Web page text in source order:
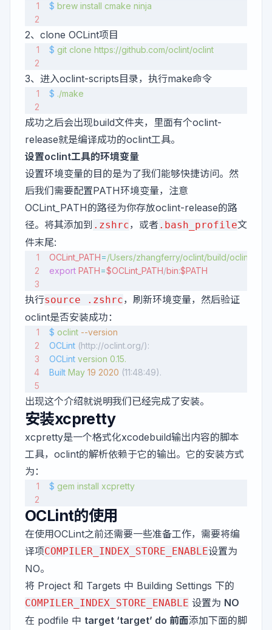
$ brew install cmake ninja
2、clone OCLint项目
$ git clone https://github.com/oclint/oclint
3、进入oclint-scripts目录，执行make命令
$ ./make
成功之后会出现build文件夹，里面有个oclint-
release就是编译成功的oclint工具。
设置oclint工具的环境变量
设置环境变量的目的是为了我们能够快捷访问。然
后我们需要配置PATH环境变量，注意
OCLint_PATH的路径为你存放oclint-release的路
径。将其添加到 .zshrc，或者 .bash_profile文
件末尾:
OCLint_PATH=/Users/zhangferry/oclint/build/oclint-
export PATH=$OCLint_PATH/bin:$PATH
执行source .zshrc，刷新环境变量，然后验证
oclint是否安装成功：
$ oclint --version
OCLint (http://oclint.org/):
OCLint version 0.15.
Built May 19 2020 (11:48:49).
出现这个介绍就说明我们已经完成了安装。
安装xcpretty
xcpretty是一个格式化xcodebuild输出内容的脚本
工具，oclint的解析依赖于它的输出。它的安装方式
为：
$ gem install xcpretty
OCLint的使用
在使用OCLint之前还需要一些准备工作，需要将编
译项COMPILER_INDEX_STORE_ENABLE设置为
NO。
将 Project 和 Targets 中 Building Settings 下的
COMPILER_INDEX_STORE_ENABLE 设置为 NO
在 podfile 中 target ‘target’ do 前面添加下面的脚